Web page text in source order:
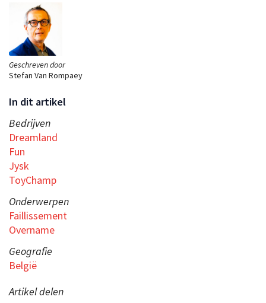
Geschreven door
Stefan Van Rompaey
In dit artikel
Bedrijven
Dreamland
Fun
Jysk
ToyChamp
Onderwerpen
Faillissement
Overname
Geografie
België
Artikel delen